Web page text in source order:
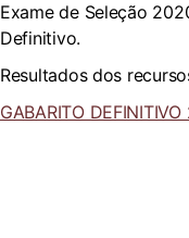
Exame de Seleção
Definitivo.
Resultados dos
GABARITO